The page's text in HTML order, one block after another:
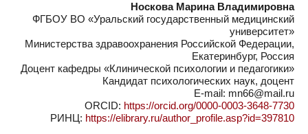
Носкова Марина Владимировна
ФГБОУ ВО «Уральский государственный медицинский
университет»
Министерства здравоохранения Российской Федерации,
Екатеринбург, Россия
Доцент кафедры «Клинической психологии и педагогики»
Кандидат психологических наук, доцент
E-mail: mn66@mail.ru
ORCID: https://orcid.org/0000-0003-3648-7730
РИНЦ: https://elibrary.ru/author_profile.asp?id=397810